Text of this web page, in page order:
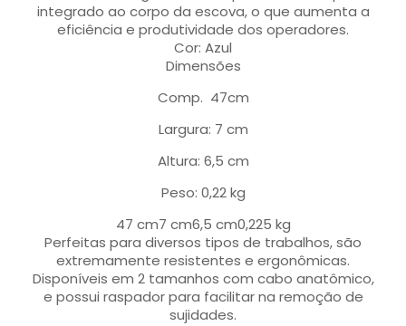
integrado ao corpo da escova, o que aumenta a
eficiência e produtividade dos operadores.
Cor: Azul
Dimensões
Comp. 47cm
Largura: 7 cm
Altura: 6,5 cm
Peso: 0,22 kg
47 cm7 cm6,5 cm0,225 kg
Perfeitas para diversos tipos de trabalhos, são
extremamente resistentes e ergonômicas.
Disponíveis em 2 tamanhos com cabo anatômico,
e possui raspador para facilitar na remoção de
sujidades.